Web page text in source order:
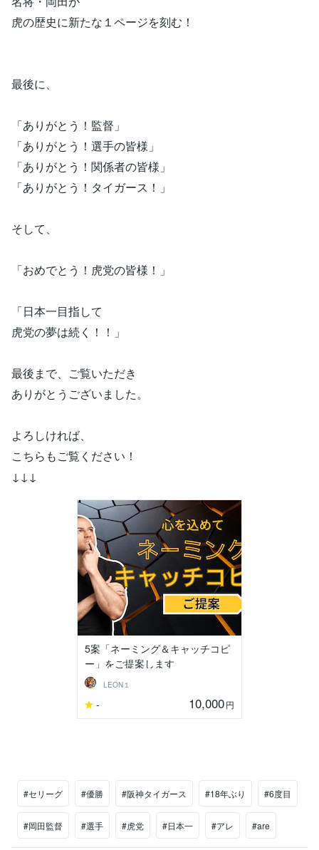
虎の歴史に新たな１ページを刻む！
最後に、
「ありがとう！監督」
「ありがとう！選手の皆様」
「ありがとう！関係者の皆様」
「ありがとう！タイガース！」
そして、
「おめでとう！虎党の皆様！」
「日本一目指して
虎党の夢は続く！！」
最後まで、ご覧いただき
ありがとうございました。
よろしければ、
こちらもご覧ください！
↓↓↓
5案「ネーミング＆キャッチコピ
ー」をご提案します
LEON１
- 10,000円
#セリーグ #優勝 #阪神タイガース #18年ぶり #6度目
#岡田監督 #選手 #虎党 #日本一 #アレ #are